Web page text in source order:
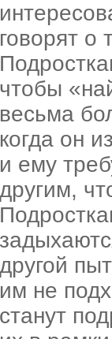
говорят о
чтобы
весьма
когда он
и ему
другим,
другой
им не
станут